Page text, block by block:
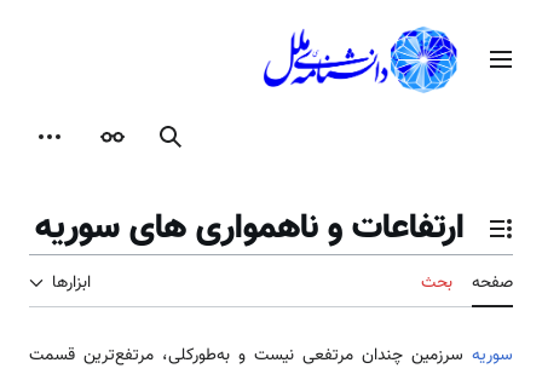
محتوامنوی اصلی
جستجوظاهر
تغییر وضعیت فهرست محتویات
ارتفاعات و ناهمواری های سوریه
صفحه بحث ابزارها
سوریه سرزمین چندان مرتفعی نیست و به‌طورکلی، مرتفع‌ترین قسمت